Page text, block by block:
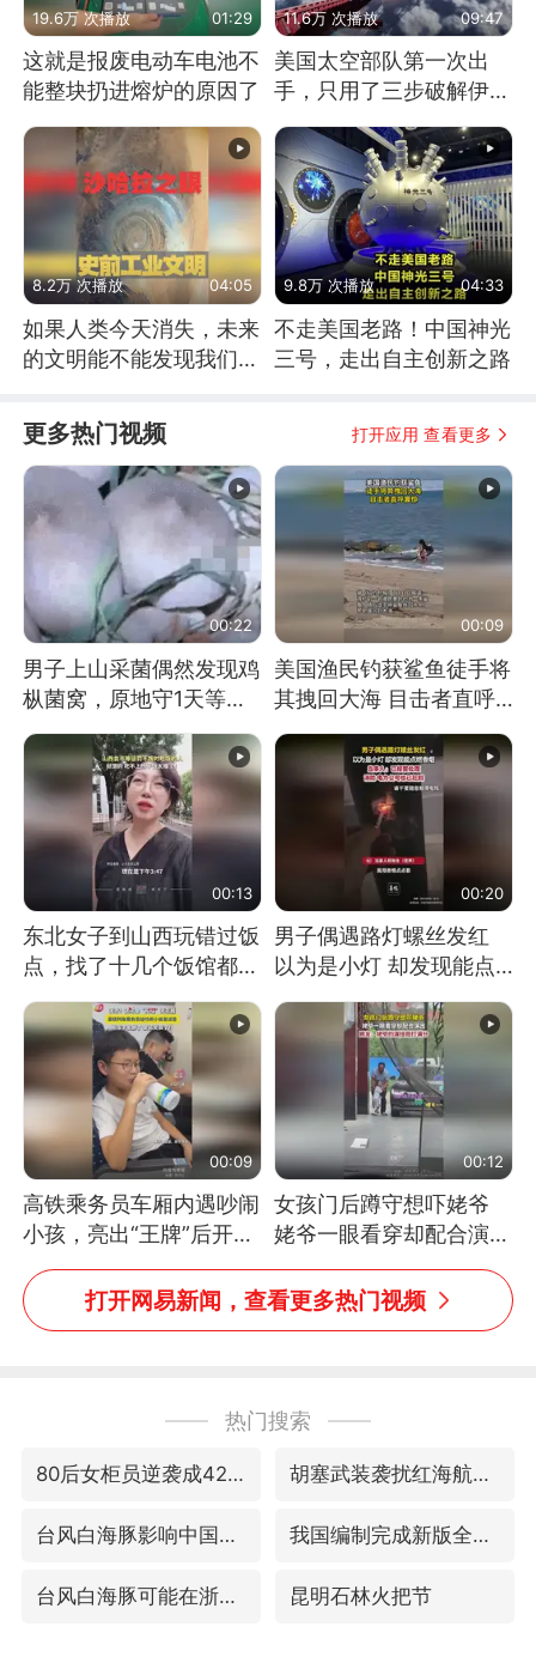
19.6万 次播放 01:29
这就是报废电动车电池不
能整块扔进熔炉的原因了
11.6万 次播放 09:47
美国太空部队第一次出
手，只用了三步破解伊朗
8.2万 次播放 04:05
如果人类今天消失，未来
的文明能不能发现我们存
9.8万 次播放 04:33
不走美国老路！中国神光
三号，走出自主创新之路
更多热门视频 打开应用 查看更多
00:22
男子上山采菌偶然发现鸡
枞菌窝，原地守1天等它
长大：挖了140多朵
00:09
美国渔民钓获鲨鱼徒手将
其拽回大海 目击者直呼
震惊 （视频来源：参考
消息）
00:13
东北女子到山西玩错过饭
点，找了十几个饭馆都没
开门：午休到几点
00:20
男子偶遇路灯螺丝发红
以为是小灯 却发现能点
燃香烟 当事人：已报警
处理
00:09
高铁乘务员车厢内遇吵闹
小孩，亮出“王牌”后开启
一键静音
00:12
女孩门后蹲守想吓姥爷
姥爷一眼看穿却配合演出
网友：姥爷的演技我打满
分
打开网易新闻，查看更多热门视频
热门搜索
80后女柜员逆袭成4200亿银行副行长 胡塞武装袭扰红海航运行动升级
台风白海豚影响中国已成定局 我国编制完成新版全月地质图
台风白海豚可能在浙闽沿海登陆 昆明石林火把节